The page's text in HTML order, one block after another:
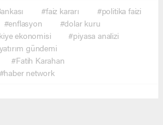
#faiz kararı
#politika faizi
#enflasyon
#dolar kuru
ekonomisi
#piyasa analizi
gündemi
#Fatih Karahan
#haber network